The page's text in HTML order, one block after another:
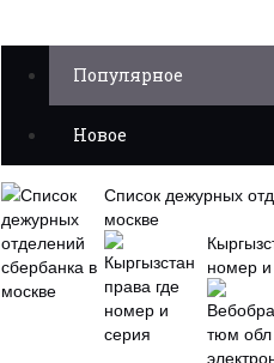
Популярное
Новое
Список дежурных
москве
номер